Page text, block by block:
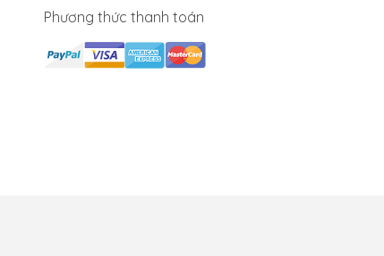
Phương thức thanh toán